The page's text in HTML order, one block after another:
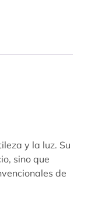
y la luz. Su
sino que
de